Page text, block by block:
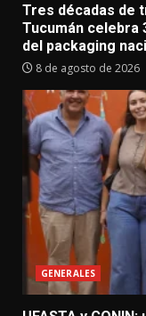
Tres décadas de
Tucumán celebra
del packaging
8 de agosto de 2026
GENERALES